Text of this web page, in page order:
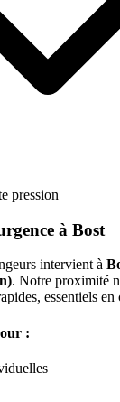
pression
à Bost
intervient à
. Notre proximité
essentiels en
: